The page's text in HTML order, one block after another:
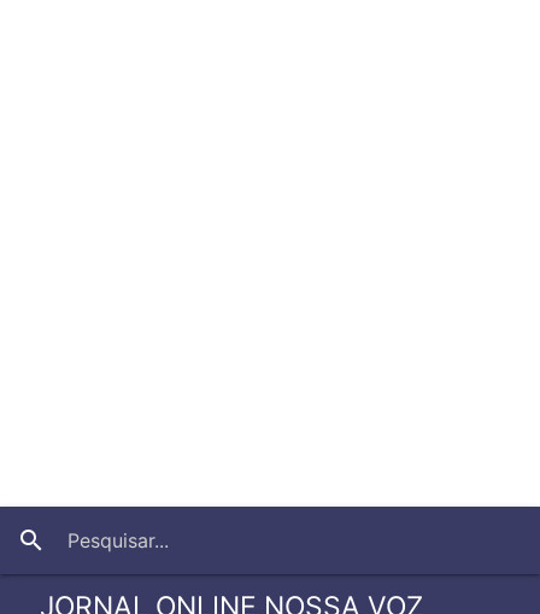
search
JORNAL ONLINE NOSSA VOZ